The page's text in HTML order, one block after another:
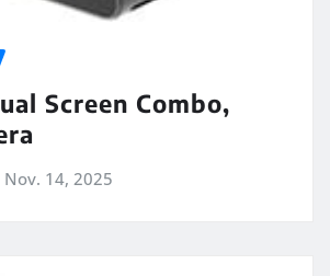
Screen Combo,
Nov. 14, 2025